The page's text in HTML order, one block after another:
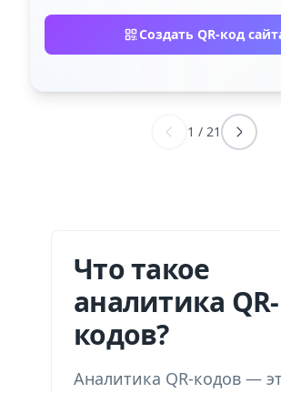
Создать QR-код
1 / 21
Что такое
аналитика QR-
кодов?
Аналитика QR-кодов —